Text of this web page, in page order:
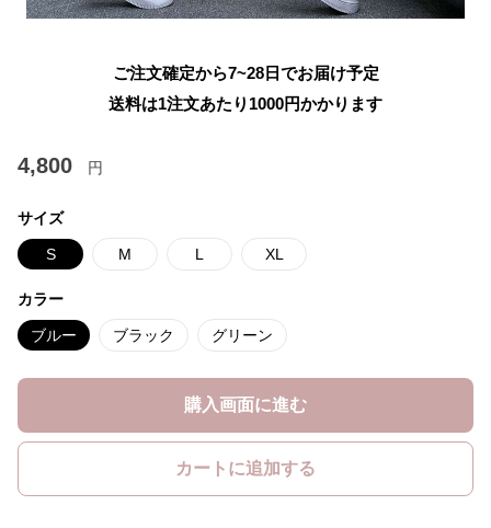
ご注文確定から7~28日でお届け予定
送料は1注文あたり 1000円かかります
4,800 円
サイズ
S M L XL
カラー
ブルー ブラック グリーン
購入画面に進む
カートに追加する